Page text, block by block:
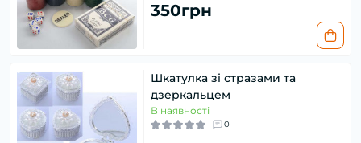
350грн
Шкатулка зі стразами та
дзеркальцем
В наявності
0